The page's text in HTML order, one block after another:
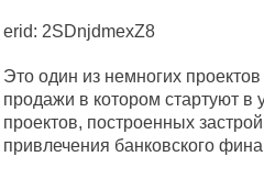
erid: 2SDnjdmexZ8
Это один из немногих
продажи в котором стартуют
проектов, построенных
привлечения банковского